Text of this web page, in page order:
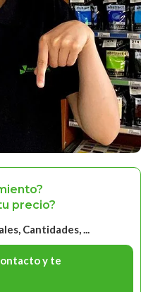
precio?
Cantidades, ...
y te